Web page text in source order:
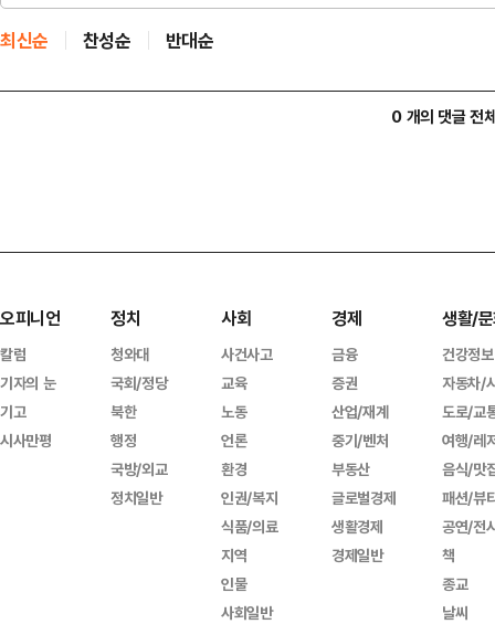
최신순 찬성순 반대순
0 개의 댓글 전
오피니언
칼럼
기자의 눈
기고
시사만평
정치
청와대
국회/정당
북한
행정
국방/외교
정치일반
사회
사건사고
교육
노동
언론
환경
인권/복지
식품/의료
지역
인물
사회일반
경제
금융
증권
산업/재계
중기/벤처
부동산
글로벌경제
생활경제
경제일반
생활/
건강정보
자동차/
도로/교
여행/레
음식/맛
패션/뷰
공연/전
책
종교
날씨